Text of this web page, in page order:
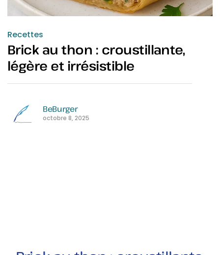
Recettes
Brick au thon : croustillante,
légère et irrésistible
BeBurger
octobre 8, 2025